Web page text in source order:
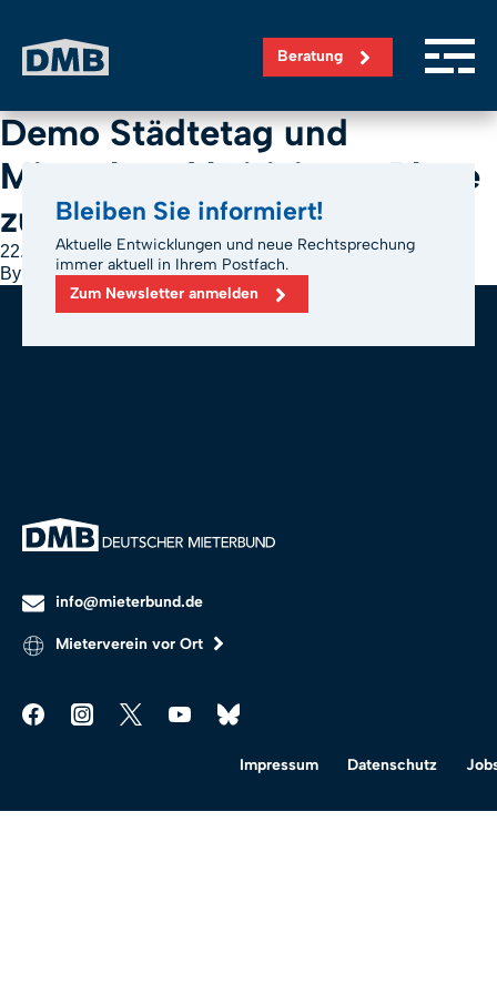
Beratung
Demo Städtetag und
Mieterbund kritisieren Pläne
zur Mietpreisbremse
22. Oktober 2024
By
m.bickel
Bleiben Sie informiert!
Aktuelle Entwicklungen und neue Rechtsprechung
immer aktuell in Ihrem Postfach.
Zum Newsletter anmelden
info@mieterbund.de
Mieterverein vor Ort
Impressum Datenschutz